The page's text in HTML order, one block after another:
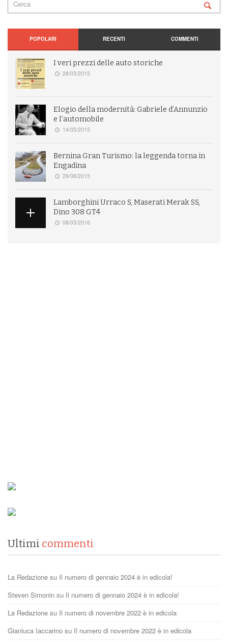
POPOLARI RECENTI COMMENTI
I veri prezzi delle auto storiche
28/03/2015
Elogio della modernità: Gabriele d’Annunzio
e l’automobile
14/05/2015
Bernina Gran Turismo: la leggenda torna in
Engadina
29/08/2015
Lamborghini Urraco S, Maserati Merak SS,
Dino 308 GT4
08/03/2016
Ultimi commenti
La Redazione su Il numero di gennaio 2024 è in edicola!
Steven Simonin su Il numero di gennaio 2024 è in edicola!
La Redazione su Il numero di novembre 2022 è in edicola
Gianluca Iaccarino su Il numero di novembre 2022 è in edicola